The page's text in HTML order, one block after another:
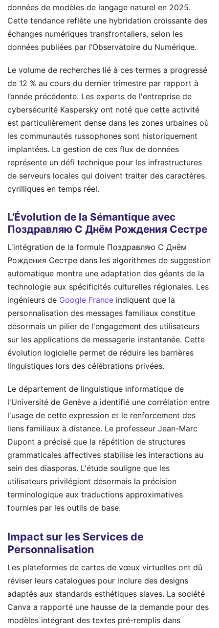
données de modèles de langage naturel en 2025.
Cette tendance reflète une hybridation croissante des
échanges numériques transfrontaliers, selon les
données publiées par l’Observatoire du Numérique.
Le volume de recherches lié à ces termes a progressé
de 12 % au cours du dernier trimestre par rapport à
l’année précédente. Les experts de l'entreprise de
cybersécurité Kaspersky ont noté que cette activité
est particulièrement dense dans les zones urbaines où
les communautés russophones sont historiquement
implantées. La gestion de ces flux de données
représente un défi technique pour les infrastructures
de serveurs locales qui doivent traiter des caractères
cyrilliques en temps réel.
L'Évolution de la Sémantique avec
Поздравляю С Днём Рождения Сестре
L'intégration de la formule Поздравляю С Днём
Рождения Сестре dans les algorithmes de suggestion
automatique montre une adaptation des géants de la
technologie aux spécificités culturelles régionales. Les
ingénieurs de Google France indiquent que la
personnalisation des messages familiaux constitue
désormais un pilier de l'engagement des utilisateurs
sur les applications de messagerie instantanée. Cette
évolution logicielle permet de réduire les barrières
linguistiques lors des célébrations privées.
Le département de linguistique informatique de
l'Université de Genève a identifié une corrélation entre
l'usage de cette expression et le renforcement des
liens familiaux à distance. Le professeur Jean-Marc
Dupont a précisé que la répétition de structures
grammaticales affectives stabilise les interactions au
sein des diasporas. L'étude souligne que les
utilisateurs privilégient désormais la précision
terminologique aux traductions approximatives
fournies par les outils de base.
Impact sur les Services de
Personnalisation
Les plateformes de cartes de vœux virtuelles ont dû
réviser leurs catalogues pour inclure des designs
adaptés aux standards esthétiques slaves. La société
Canva a rapporté une hausse de la demande pour des
modèles intégrant des textes pré-remplis dans